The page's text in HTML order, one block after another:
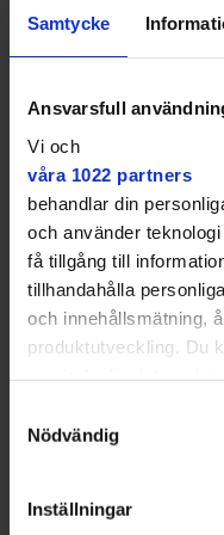
Samtycke
Ansvarsfull
Vi och
våra 1022 partners
behandlar din
och använder
få tillgång till
tillhandahålla
och innehållsmätning,
produktutveckling. Du
Med din tillåtelse skulle
som kan ha en
Identifiera din
Nödvändig
Inställningar
I slutet av förra
Dieseldoften från utsläppet
Åsa Sommarström
Nästan två veckor
länsorna fortfarande